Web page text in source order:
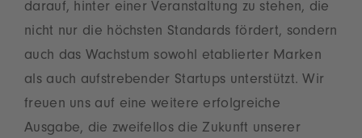
darauf, hinter einer Veranstaltung zu stehen, die
nicht nur die höchsten Standards fördert, sondern
auch das Wachstum sowohl etablierter Marken
als auch aufstrebender Startups unterstützt. Wir
freuen uns auf eine weitere erfolgreiche
Ausgabe, die zweifellos die Zukunft unserer